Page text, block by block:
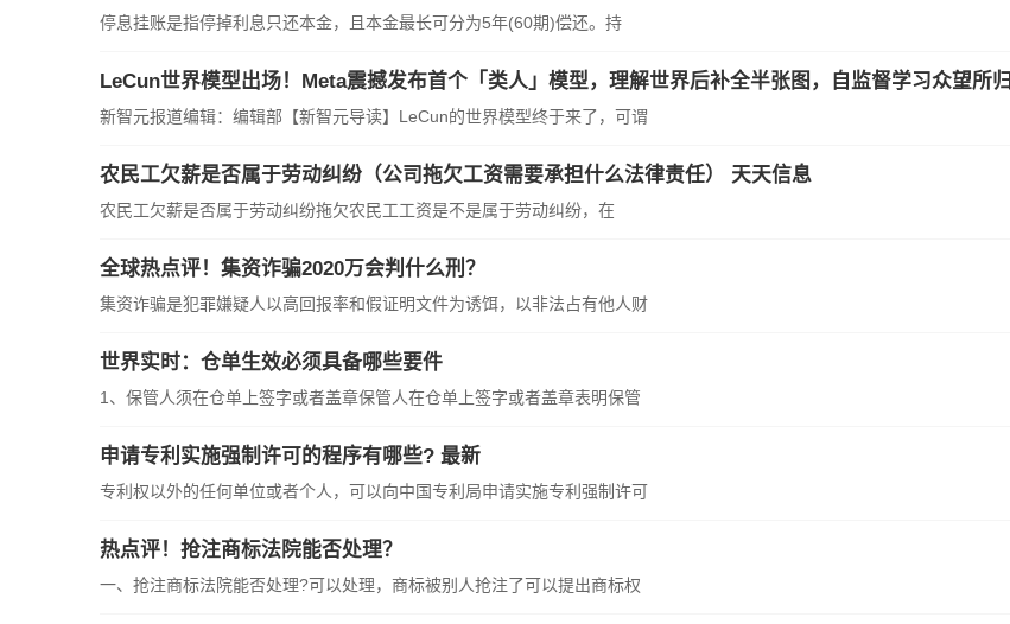
停息挂账是指停掉利息只还本金，且本金最长可分为5年(60期)偿还。持
LeCun世界模型出场！Meta震撼发布首个「类人」模型，理解世界后补全半张图，自监督学习众望所归
新智元报道编辑：编辑部【新智元导读】LeCun的世界模型终于来了，可谓
农民工欠薪是否属于劳动纠纷（公司拖欠工资需要承担什么法律责任） 天天信息
农民工欠薪是否属于劳动纠纷拖欠农民工工资是不是属于劳动纠纷，在
全球热点评！集资诈骗2020万会判什么刑？
集资诈骗是犯罪嫌疑人以高回报率和假证明文件为诱饵，以非法占有他人财
世界实时：仓单生效必须具备哪些要件
1、保管人须在仓单上签字或者盖章保管人在仓单上签字或者盖章表明保管
申请专利实施强制许可的程序有哪些? 最新
专利权以外的任何单位或者个人，可以向中国专利局申请实施专利强制许可
热点评！抢注商标法院能否处理？
一、抢注商标法院能否处理?可以处理，商标被别人抢注了可以提出商标权